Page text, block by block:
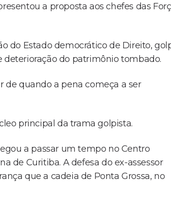
a proposta aos chefes das
do Estado democrático de Direito,
deterioração do patrimônio tombado.
de quando a pena começa a ser
principal da trama golpista.
a passar um tempo no Centro
de Curitiba. A defesa do ex-assessor
que a cadeia de Ponta Grossa, no